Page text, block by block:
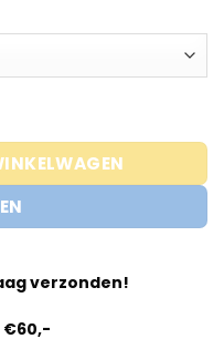
Burner aantal
verzonden!
€60,-